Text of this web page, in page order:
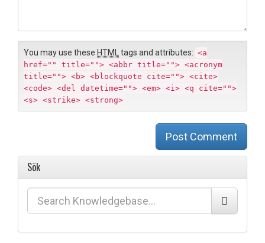
t
You may use these HTML tags and attributes: <a
href="" title=""> <abbr title=""> <acronym
title=""> <b> <blockquote cite=""> <cite>
<code> <del datetime=""> <em> <i> <q cite="">
<s> <strike> <strong>
Post Comment
Sök